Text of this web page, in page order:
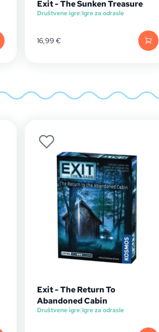
Exit - The Sunken Treasure
Društvene igre|Igre za odrasle
16,99 €
Exit - The Return To
Abandoned Cabin
Društvene igre|Igre za odrasle